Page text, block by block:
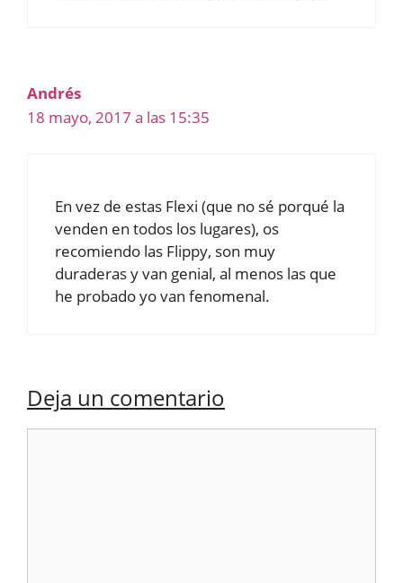
Andrés
18 mayo, 2017 a las 15:35
En vez de estas Flexi (que no sé porqué la
venden en todos los lugares), os
recomiendo las Flippy, son muy
duraderas y van genial, al menos las que
he probado yo van fenomenal.
Deja un comentario